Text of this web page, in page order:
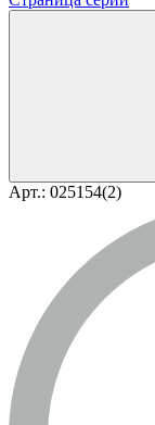
Арт.: 025154(2)